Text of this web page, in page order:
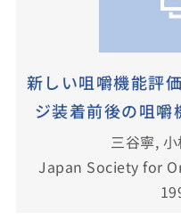
新しい咀嚼機能評
ジ装着前後の咀
三谷寧,
Japan Society for